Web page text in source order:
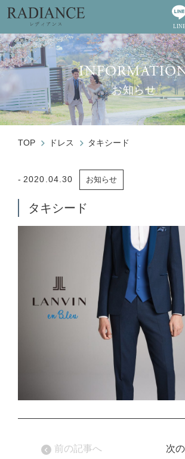
LINE
お知らせ
TOP ドレス タキシード
2020.04.30 お知らせ
タキシード
前の記事へ 次